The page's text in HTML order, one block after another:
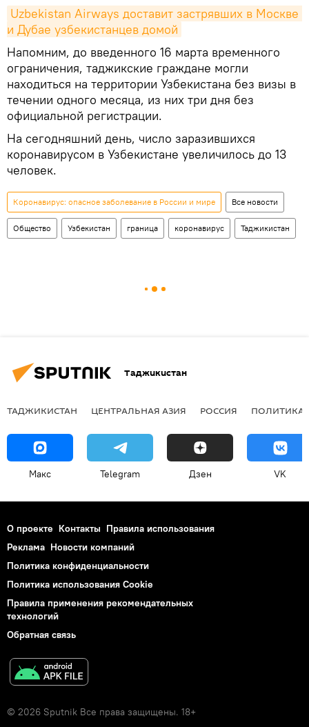
Uzbekistan Airways доставит застрявших в Москве
и Дубае узбекистанцев домой
Напомним, до введенного 16 марта временного
ограничения, таджикские граждане могли
находиться на территории Узбекистана без визы в
течении одного месяца, из них три дня без
официальной регистрации.
На сегодняшний день, число заразившихся
коронавирусом в Узбекистане увеличилось до 13
человек.
Коронавирус: опасное заболевание в России и мире Все новости
Общество Узбекистан граница коронавирус Таджикистан
Таджикистан
ТАДЖИКИСТАН ЦЕНТРАЛЬНАЯ АЗИЯ РОССИЯ ПОЛИТИКА
Макс Telegram Дзен VK
О проекте Контакты Правила использования
Реклама Новости компаний
Политика конфиденциальности
Политика использования Cookie
Правила применения рекомендательных
технологий
Обратная связь
© 2026 Sputnik Все права защищены. 18+